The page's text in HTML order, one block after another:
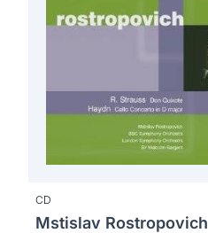
CD
Mstislav Rostropovich